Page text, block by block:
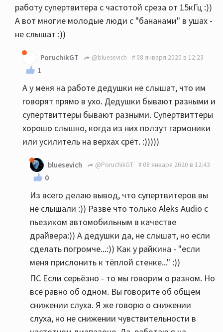
работу супертвитера с частотой среза от 15кГц :))
А вот многие молодые люди с "бананами" в ушах -
не слышат :))
PoruchikGT @bluesevich 08 января 2020 в 12:23
1
А у меня на работе дедушки не слышат, что им
говорят прямо в ухо. Дедушки бывают разными и
супертвиттеры бывают разными. Супертвиттеры
хорошо слышно, когда из них ползут гармоники
или усилитель на верхах срёт. :)))))
bluesevich @PoruchikGT 08 января 2020 в 12:43
0
Из всего делаю вывод, что супертвитеров вы
не слышали :)) Разве что только Aleks Audio с
пьезиком автомобильным в качестве
драйвера:)) А дедушки да, не слышат, но если
сделать погромче...:)) Как у райкина - "если
меня прислонить к тёплой стенке..." :))
ПС Если серьёзно - то мы говорим о разном. Но
всё равно об одном. Вы говорите об общем
снижении слуха. Я же говорю о снижении
слуха, но не снижении чувствительности в